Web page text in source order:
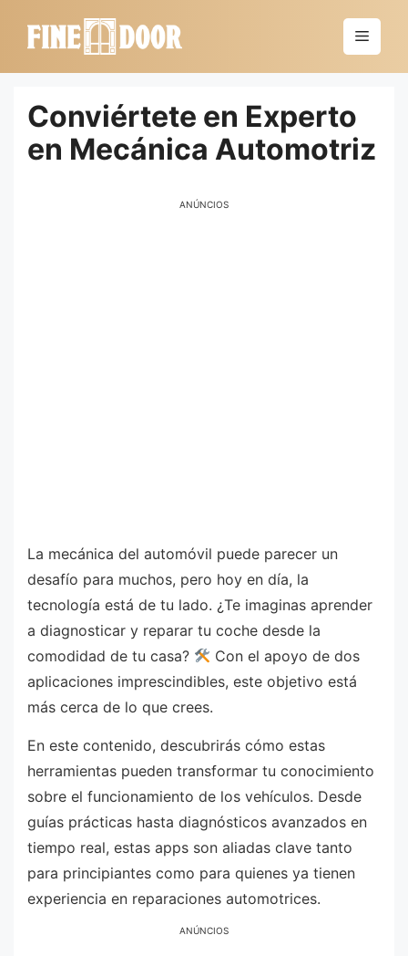
Menú
Conviértete en Experto
en Mecánica Automotriz
ANÚNCIOS
La mecánica del automóvil puede parecer un
desafío para muchos, pero hoy en día, la
tecnología está de tu lado. ¿Te imaginas aprender
a diagnosticar y reparar tu coche desde la
comodidad de tu casa?
Con el apoyo de dos
aplicaciones imprescindibles, este objetivo está
más cerca de lo que crees.
En este contenido, descubrirás cómo estas
herramientas pueden transformar tu conocimiento
sobre el funcionamiento de los vehículos. Desde
guías prácticas hasta diagnósticos avanzados en
tiempo real, estas apps son aliadas clave tanto
para principiantes como para quienes ya tienen
experiencia en reparaciones automotrices.
ANÚNCIOS